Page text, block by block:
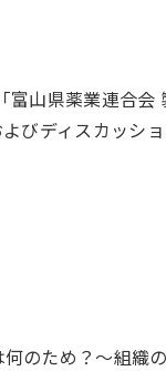
山県薬業連合
びディスカッシ
のため？～組織